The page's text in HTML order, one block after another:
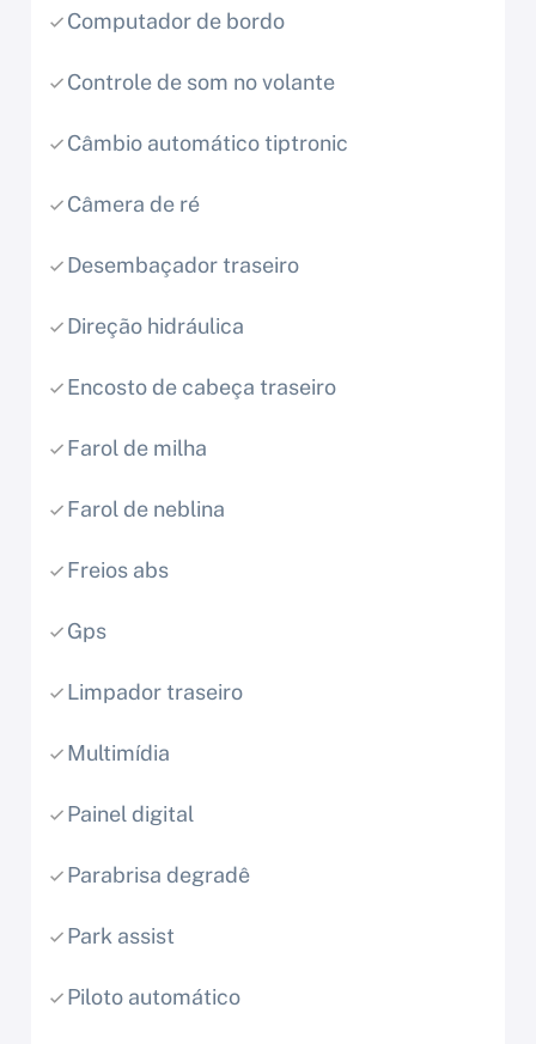
Computador de bordo
Controle de som no volante
Câmbio automático tiptronic
Câmera de ré
Desembaçador traseiro
Direção hidráulica
Encosto de cabeça traseiro
Farol de milha
Farol de neblina
Freios abs
Gps
Limpador traseiro
Multimídia
Painel digital
Parabrisa degradê
Park assist
Piloto automático